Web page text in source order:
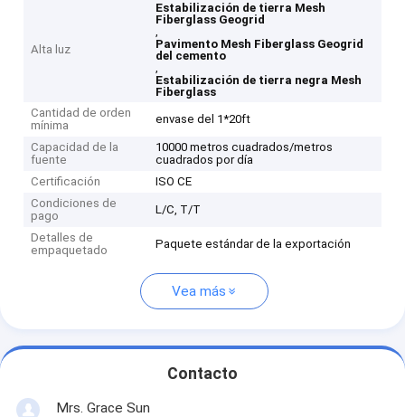
Alta luz
Estabilización de tierra Mesh
Fiberglass Geogrid
,
Pavimento Mesh Fiberglass Geogrid
del cemento
,
Estabilización de tierra negra Mesh
Fiberglass
Cantidad de orden
mínima
envase del 1*20ft
Capacidad de la
fuente
10000 metros cuadrados/metros
cuadrados por día
Certificación
ISO CE
Condiciones de
pago
L/C, T/T
Detalles de
empaquetado
Paquete estándar de la exportación
Vea más
Contacto
Mrs. Grace Sun